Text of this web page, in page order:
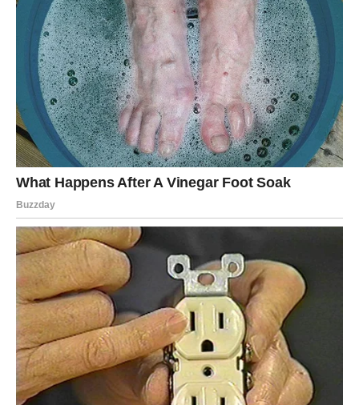
VAGA
Vage u narednim danima mogu doživeti romantičan
susret koji im budi emocije. Moguće je poznanstvo koje
počinje spontano, ali ostavlja snažan utisak.
Važna odluka može biti vezana za ljubav ili za odnos koji
već neko vreme traje.
Ovo je period kada slušanje intuicije može biti veoma
važno.
ŠKORPIJA
Škorpije u narednim danima mogu doživeti susret koji
donosi razjašnjenje u jednom odnosu. Moguće je da ćete
konačno dobiti odgovore koje ste dugo tražili.
Sudbinski susret može vam pomoći da shvatite šta zaista